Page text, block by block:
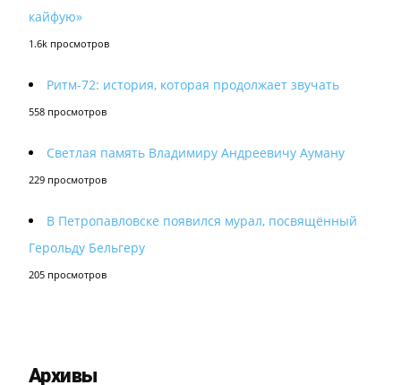
кайфую»
1.6k просмотров
Ритм-72: история, которая продолжает звучать
558 просмотров
Светлая память Владимиру Андреевичу Ауману
229 просмотров
В Петропавловске появился мурал, посвящённый
Герольду Бельгеру
205 просмотров
Архивы